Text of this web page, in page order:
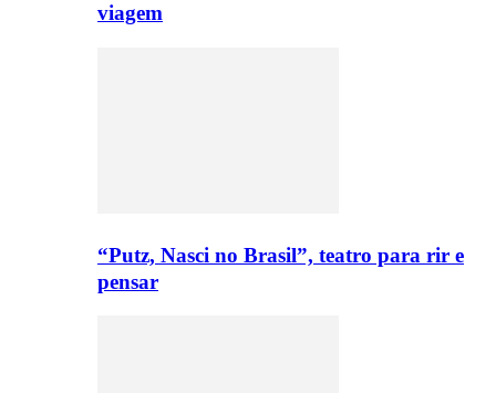
viagem
“Putz, Nasci no Brasil”, teatro para rir e
pensar